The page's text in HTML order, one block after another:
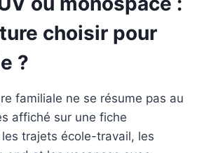
choisir pour
?
familiale ne se résume pas au
affiché sur une fiche
trajets école-travail, les